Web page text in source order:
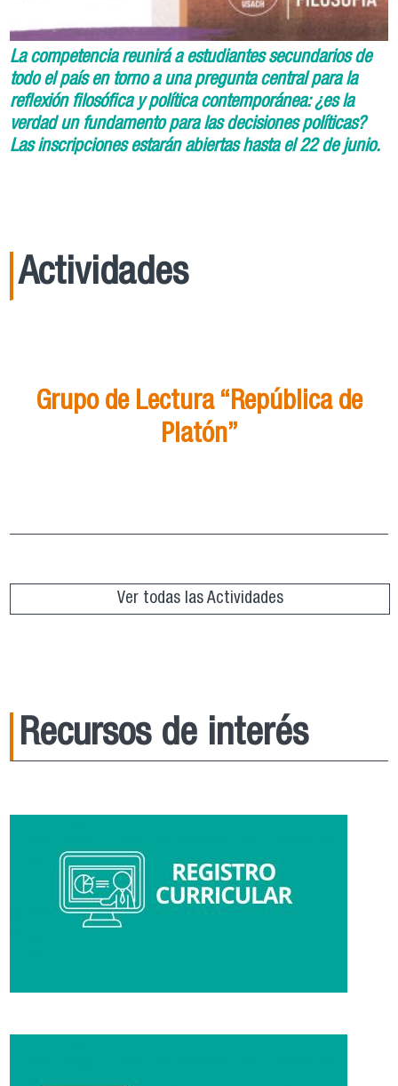
La competencia reunirá a estudiantes secundarios de
todo el país en torno a una pregunta central para la
reflexión filosófica y política contemporánea: ¿es la
verdad un fundamento para las decisiones políticas?
Las inscripciones estarán abiertas hasta el 22 de junio.
Actividades
Grupo de Lectura “República de
Platón”
Ver todas las Actividades
Recursos de interés